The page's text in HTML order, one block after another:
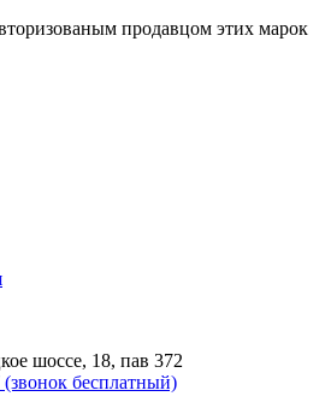
продавцом этих марок
шоссе, 18, пав 372
бесплатный)